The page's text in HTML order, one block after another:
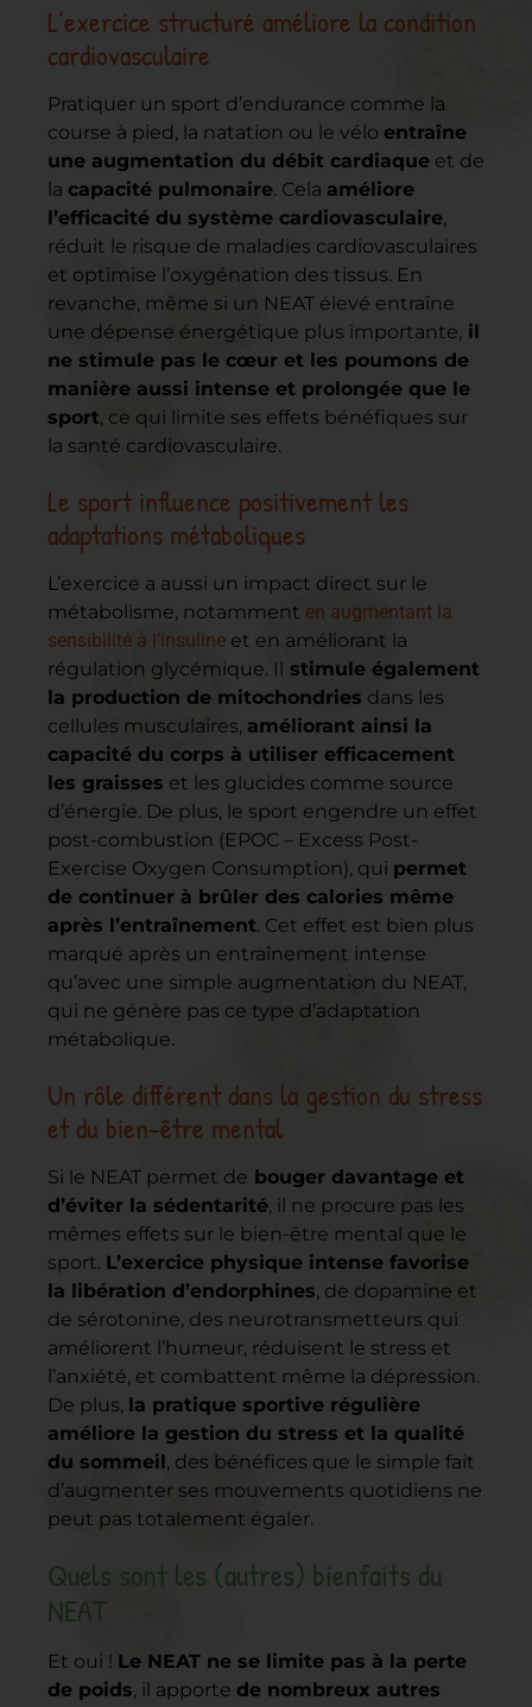
L’exercice structuré améliore la condition
cardiovasculaire
Pratiquer un sport d’endurance comme la
course à pied, la natation ou le vélo entraîne
une augmentation du débit cardiaque et de
la capacité pulmonaire. Cela améliore
l’efficacité du système cardiovasculaire,
réduit le risque de maladies cardiovasculaires
et optimise l’oxygénation des tissus. En
revanche, même si un NEAT élevé entraîne
une dépense énergétique plus importante, il
ne stimule pas le cœur et les poumons de
manière aussi intense et prolongée que le
sport, ce qui limite ses effets bénéfiques sur
la santé cardiovasculaire.
Le sport influence positivement les
adaptations métaboliques
L’exercice a aussi un impact direct sur le
métabolisme, notamment en augmentant la
sensibilité à l’insuline et en améliorant la
régulation glycémique. Il stimule également
la production de mitochondries dans les
cellules musculaires, améliorant ainsi la
capacité du corps à utiliser efficacement
les graisses et les glucides comme source
d’énergie. De plus, le sport engendre un effet
post-combustion (EPOC – Excess Post-
Exercise Oxygen Consumption), qui permet
de continuer à brûler des calories même
après l’entraînement. Cet effet est bien plus
marqué après un entraînement intense
qu’avec une simple augmentation du NEAT,
qui ne génère pas ce type d’adaptation
métabolique.
Un rôle différent dans la gestion du stress
et du bien-être mental
Si le NEAT permet de bouger davantage et
d’éviter la sédentarité, il ne procure pas les
mêmes effets sur le bien-être mental que le
sport. L’exercice physique intense favorise
la libération d’endorphines, de dopamine et
de sérotonine, des neurotransmetteurs qui
améliorent l’humeur, réduisent le stress et
l’anxiété, et combattent même la dépression.
De plus, la pratique sportive régulière
améliore la gestion du stress et la qualité
du sommeil, des bénéfices que le simple fait
d’augmenter ses mouvements quotidiens ne
peut pas totalement égaler.
Quels sont les (autres) bienfaits du
NEAT
Et oui ! Le NEAT ne se limite pas à la perte
de poids, il apporte de nombreux autres